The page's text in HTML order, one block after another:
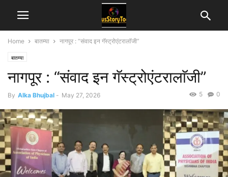
Home बातम्या नागपूर : “संवाद इन गॅस्ट्रोएंटरालाॅजी”
बातम्या
नागपूर : “संवाद इन गॅस्ट्रोएंटरालाॅजी”
By Alka Bhujbal - May 27, 2026 0
5